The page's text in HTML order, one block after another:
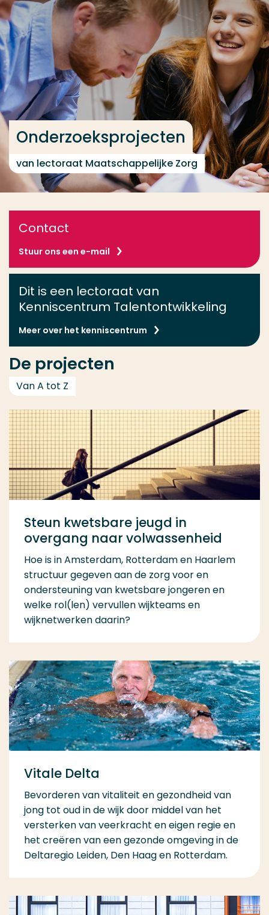
Ga direct naar de content
... > Onderzoeksprojecten
Onderzoeksprojecten
van lectoraat Maatschappelijke Zorg
Contact
Stuur ons een e-mail
Dit is een lectoraat van
Kenniscentrum Talentontwikkeling
Meer over het kenniscentrum
De projecten
Van A tot Z
Steun kwetsbare jeugd in
overgang naar volwassenheid
Hoe is in Amsterdam, Rotterdam en Haarlem
structuur gegeven aan de zorg voor en
ondersteuning van kwetsbare jongeren en
welke rol(len) vervullen wijkteams en
wijknetwerken daarin?
Vitale Delta
Bevorderen van vitaliteit en gezondheid van
jong tot oud in de wijk door middel van het
versterken van veerkracht en eigen regie en
het creëren van een gezonde omgeving in de
Deltaregio Leiden, Den Haag en Rotterdam.
Veel gezocht
Opleiding